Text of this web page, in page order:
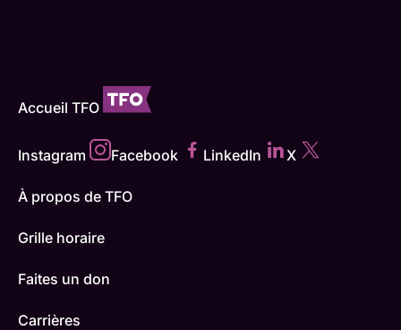
Accueil TFO
Instagram Facebook LinkedIn X
À propos de TFO
Grille horaire
Faites un don
Carrières